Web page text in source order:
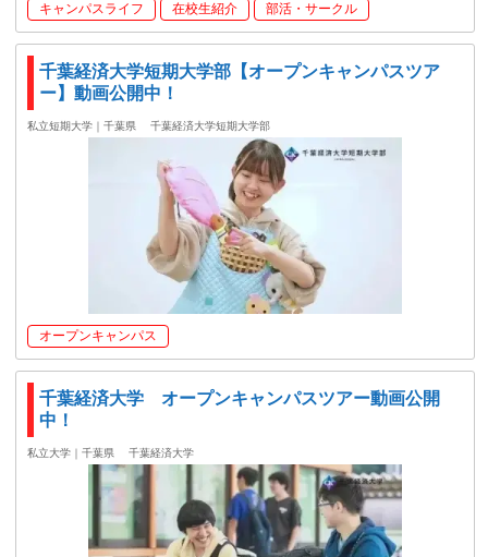
キャンパスライフ 在校生紹介 部活・サークル
千葉経済大学短期大学部【オープンキャンパスツア
ー】動画公開中！
私立短期大学｜千葉県 千葉経済大学短期大学部
オープンキャンパス
千葉経済大学 オープンキャンパスツアー動画公開
中！
私立大学｜千葉県 千葉経済大学